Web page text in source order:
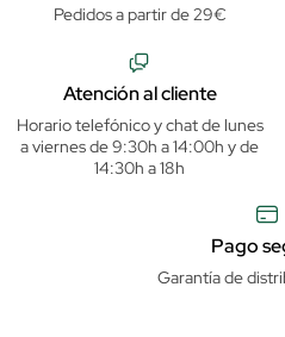
Pedidos a partir de 29€
Atención al cliente
Horario telefónico y chat de lunes
a viernes de 9:30h a 14:00h y de
14:30h a 18h
Pago
Garantía de